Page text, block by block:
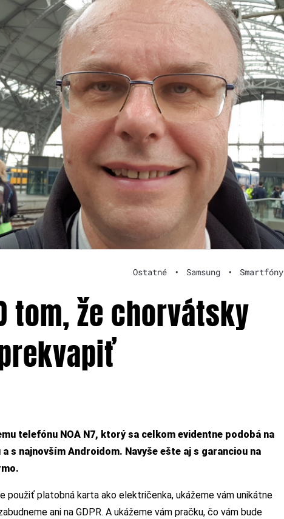
Ostatné • Samsung • Smartfóny
tom, že chorvátsky
telefónu NOA N7, ktorý sa celkom evidentne podobá na
s najnovším Androidom. Navyše ešte aj s garanciou na
použiť platobná karta ako električenka, ukážeme vám unikátne
ani na GDPR. A ukážeme vám pračku, čo vám bude